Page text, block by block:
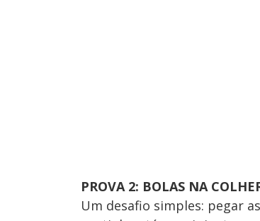
PROVA 2: BOLAS NA
Um desafio simples: pegar